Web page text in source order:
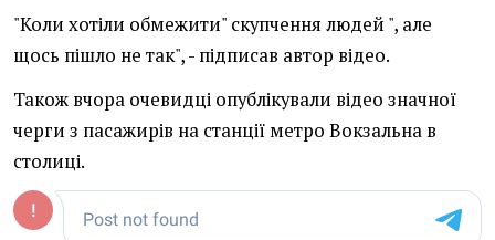
"Коли хотіли обмежити" скупчення людей ", але
щось пішло не так", - підписав автор відео.
Також вчора очевидці опублікували відео значної
черги з пасажирів на станції метро Вокзальна в
столиці.